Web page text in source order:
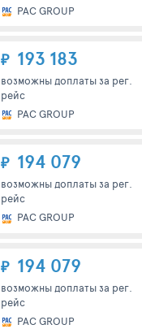
PAC GROUP
₽ 193 183
возможны доплаты за рег.
рейс
PAC GROUP
₽ 194 079
возможны доплаты за рег.
рейс
PAC GROUP
₽ 194 079
возможны доплаты за рег.
рейс
PAC GROUP